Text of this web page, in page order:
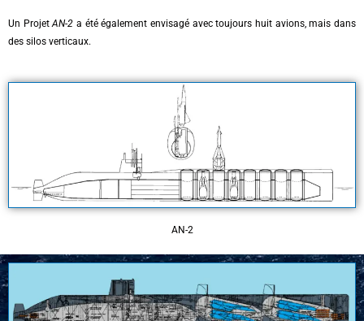
Un ProjetAN-2 a été également envisagé avec toujours huit avions, mais dans
des silos verticaux.
AN-2